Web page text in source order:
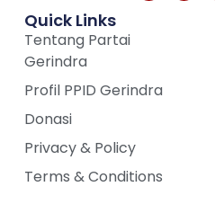
Quick Links
Tentang Partai
Gerindra
Profil PPID Gerindra
Donasi
Privacy & Policy
Terms & Conditions